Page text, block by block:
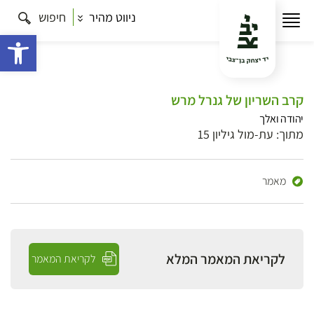
ניווט מהיר חיפוש
קרב השריון של גנרל מרש
יהודה ואלך
מתוך: עת-מול גיליון 15
מאמר
לקריאת המאמר המלא לקריאת המאמר